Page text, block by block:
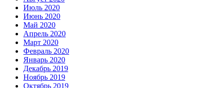
Июль 2020
Июнь 2020
Май 2020
Апрель 2020
Март 2020
Февраль 2020
Январь 2020
Декабрь 2019
Ноябрь 2019
Октябрь 2019